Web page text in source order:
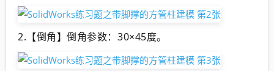
2.【倒角】倒角参数：30×45度。